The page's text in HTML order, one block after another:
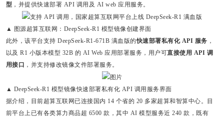
型 ，并提供快速部署 API 调用及 AI web 应用服务。
▲ 图源超算互联网：DeepSeek-R1 模型镜像创建界面
此外，该平台支持 DeepSeek-R1-671B 满血版的快速部署私有化 API 服务 ，
以及 R1 小版本模型 32B 的 AI Web 应用部署服务，用户可直接使用 API 调
用接口 ，并支持修改镜像文件部署服务。
▲ DeepSeek-R1 模型镜像快速部署私有化 API 调用服务界面
据介绍，目前超算互联网已连接国内 14 个省的 20 多家超算和智算中心。目
前平台上已有各类算力商品超 6500 款，其中 AI 模型服务近 240 款，既有